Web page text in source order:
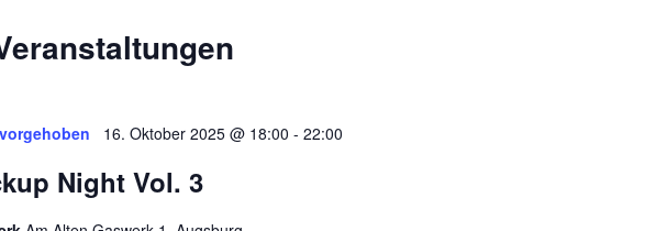
16. Oktober 2025 @ 18:00 - 22:00
Night Vol. 3